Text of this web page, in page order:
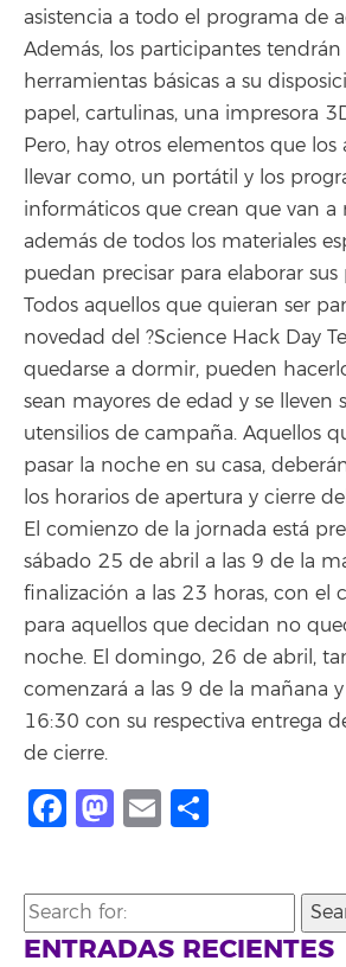
asistencia a todo el programa de
Además, los participantes tendrán
herramientas básicas a su
papel, cartulinas, una impresora
Pero, hay otros elementos que los
llevar como, un portátil y los
informáticos que crean que van a
además de todos los materiales
puedan precisar para elaborar sus
Todos aquellos que quieran ser
novedad del ?Science Hack Day
quedarse a dormir, pueden
sean mayores de edad y se lleven
utensilios de campaña. Aquellos
pasar la noche en su casa,
los horarios de apertura y cierre
El comienzo de la jornada está
sábado 25 de abril a las 9 de la
finalización a las 23 horas, con el
para aquellos que decidan no
noche. El domingo, 26 de abril,
comenzará a las 9 de la mañana y
16:30 con su respectiva entrega
de cierre.
Facebook
Mastodon
Email
Search
for:
ENTRADAS RECIENTES